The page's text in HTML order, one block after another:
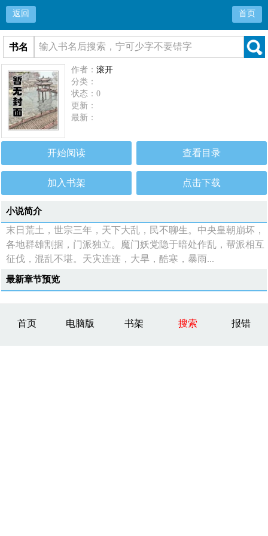
返回 首页
书名
作者：滚开
分类：
状态：0
更新：
最新：
开始阅读 查看目录
加入书架 点击下载
小说简介
末日荒土，世宗三年，天下大乱，民不聊生。中央皇朝崩坏，
各地群雄割据，门派独立。魔门妖党隐于暗处作乱，帮派相互
征伐，混乱不堪。天灾连连，大旱，酷寒，暴雨...
最新章节预览
首页 电脑版 书架 搜索 报错